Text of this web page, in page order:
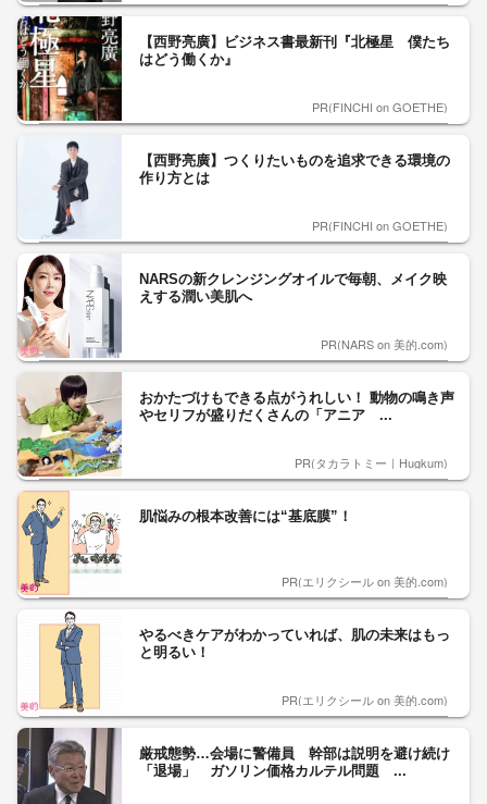
【西野亮廣】ビジネス書最新刊『北極星 僕たち
はどう働くか』
PR(FINCHI on GOETHE)
【西野亮廣】つくりたいものを追求できる環境の
作り方とは
PR(FINCHI on GOETHE)
NARSの新クレンジングオイルで毎朝、メイク映
えする潤い美肌へ
PR(NARS on 美的.com)
おかたづけもできる点がうれしい！ 動物の鳴き声
やセリフが盛りだくさんの「アニア ...
PR(タカラトミー｜Hugkum)
肌悩みの根本改善には“基底膜”！
PR(エリクシール on 美的.com)
やるべきケアがわかっていれば、肌の未来はもっ
と明るい！
PR(エリクシール on 美的.com)
厳戒態勢…会場に警備員 幹部は説明を避け続け
「退場」 ガソリン価格カルテル問題 ...